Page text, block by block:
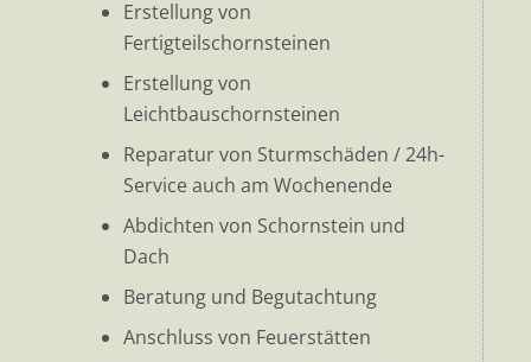
Erstellung von
Fertigteilschornsteinen
Erstellung von
Leichtbauschornsteinen
Reparatur von Sturmschäden / 24h-
Service auch am Wochenende
Abdichten von Schornstein und
Dach
Beratung und Begutachtung
Anschluss von Feuerstätten